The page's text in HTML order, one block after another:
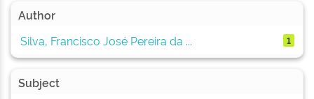
Author
Silva, Francisco José Pereira da ...
1
Subject